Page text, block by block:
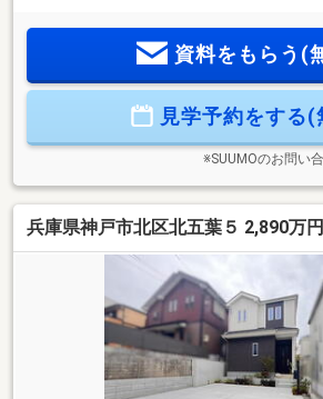
タ付インターホン有■小学校が歩10分圏内
能3◎断熱性能等級5◎設計住宅性能評価書
ルデヒド発散等級3・維持管理対策等級3お
掲載数No.1』のトラストホームにお任せく
資料をもらう(
見学予約をする(
※SUUMOのお問い
兵庫県神戸市北区北五葉５ 2,890万